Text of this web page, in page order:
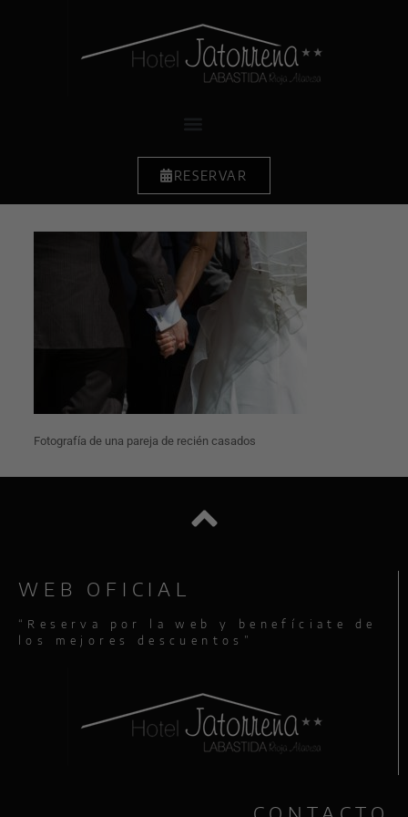
RESERVAR
Fotografía de una pareja de recién casados
WEB OFICIAL
“Reserva por la web y benefíciate de
los mejores descuentos”